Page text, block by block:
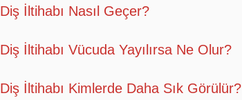
Diş İltihabı Nasıl Geçer?
Diş İltihabı Vücuda Yayılırsa Ne Olur?
Diş İltihabı Kimlerde Daha Sık Görülür?